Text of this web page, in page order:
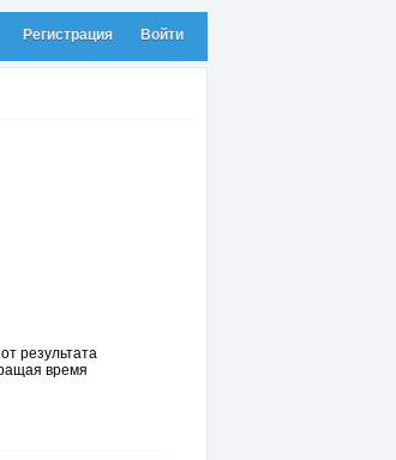
Регистрация Войти
результата
время